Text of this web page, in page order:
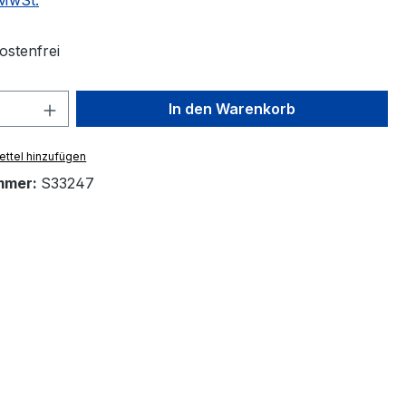
Gib den gewünschten Wert
In den Warenkorb
hinzufügen
S33247